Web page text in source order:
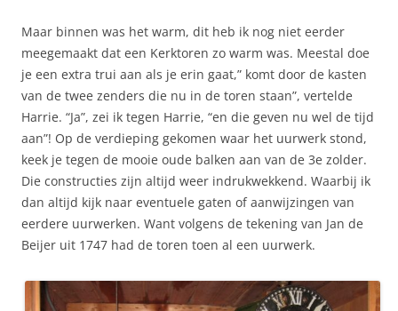
Maar binnen was het warm, dit heb ik nog niet eerder
meegemaakt dat een Kerktoren zo warm was. Meestal doe
je een extra trui aan als je erin gaat,” komt door de kasten
van de twee zenders die nu in de toren staan”, vertelde
Harrie. “Ja”, zei ik tegen Harrie, “en die geven nu wel de tijd
aan”! Op de verdieping gekomen waar het uurwerk stond,
keek je tegen de mooie oude balken aan van de 3e zolder.
Die constructies zijn altijd weer indrukwekkend. Waarbij ik
dan altijd kijk naar eventuele gaten of aanwijzingen van
eerdere uurwerken. Want volgens de tekening van Jan de
Beijer uit 1747 had de toren toen al een uurwerk.